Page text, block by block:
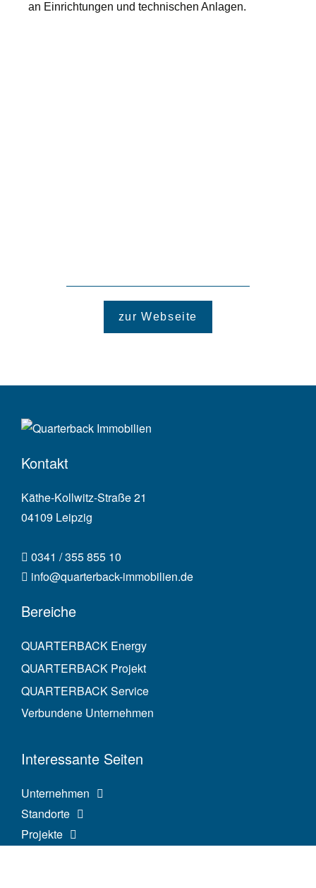
an Einrichtungen und technischen Anlagen.
zur Webseite
Kontakt
Käthe-Kollwitz-Straße 21
04109 Leipzig
0341 / 355 855 10
info@quarterback-immobilien.de
Bereiche
QUARTERBACK Energy
QUARTERBACK Projekt
QUARTERBACK Service
Verbundene Unternehmen
Interessante Seiten
Unternehmen
Standorte
Projekte